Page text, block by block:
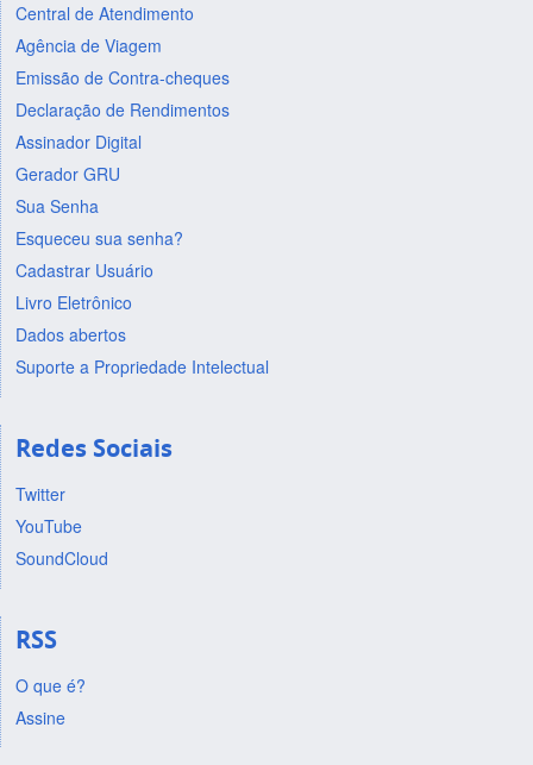
Central de Atendimento
Agência de Viagem
Emissão de Contra-cheques
Declaração de Rendimentos
Assinador Digital
Gerador GRU
Sua Senha
Esqueceu sua senha?
Cadastrar Usuário
Livro Eletrônico
Dados abertos
Suporte a Propriedade Intelectual
Redes Sociais
Twitter
YouTube
SoundCloud
RSS
O que é?
Assine